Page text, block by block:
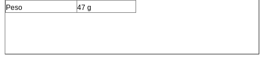
Peso
47 g